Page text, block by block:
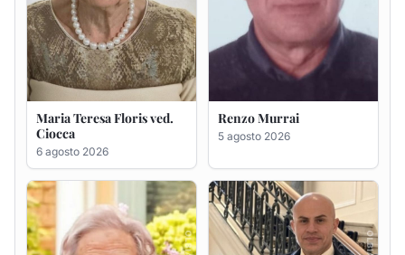
Giovanna Ponsanu Ved.
Decandia
5 agosto 2026
Giuseppe Saba
5 agosto 2026